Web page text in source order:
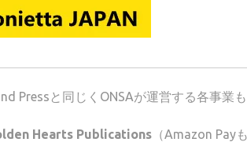
Pressと同じくONSAが運営する各事業
Hearts Publications （Amazon Pay